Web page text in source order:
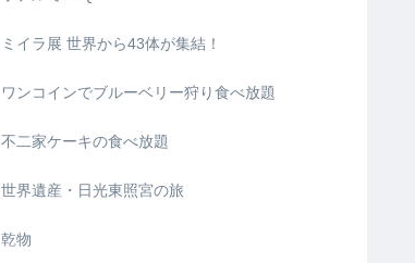
ミイラ展 世界から43体が集結！
ワンコインでブルーベリー狩り食べ放題
不二家ケーキの食べ放題
世界遺産・日光東照宮の旅
乾物